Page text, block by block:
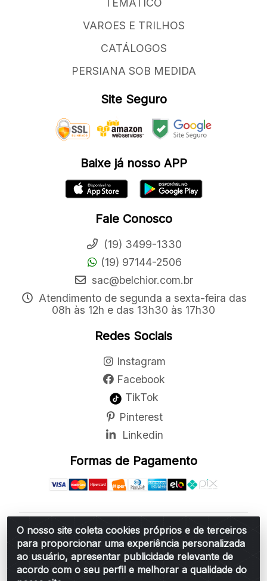
O nosso site coleta cookies próprios e de terceiros
para proporcionar uma experiência personalizada
ao usuário, apresentar publicidade relevante de
acordo com o seu perfil e melhorar a qualidade do
TEMATICO
VAROES E TRILHOS
CATÁLOGOS
PERSIANA SOB MEDIDA
Site Seguro
Baixe já nosso APP
Fale Conosco
(19) 3499-1330
(19) 97144-2506
sac@belchior.com.br
Atendimento de segunda a sexta-feira das
08h às 12h e das 13h30 às 17h30
Redes Sociais
Instagram
Facebook
TikTok
Pinterest
Linkedin
Formas de Pagamento
Belchior Cortinas e Acessórios LTDA - R: Rua
Vereador Sérgio Leopoldino Alves, 876 - Santa
Bárbara d'Oeste/SP - CEP 13.456-166 - CNPJ
06.314.073/0001-34